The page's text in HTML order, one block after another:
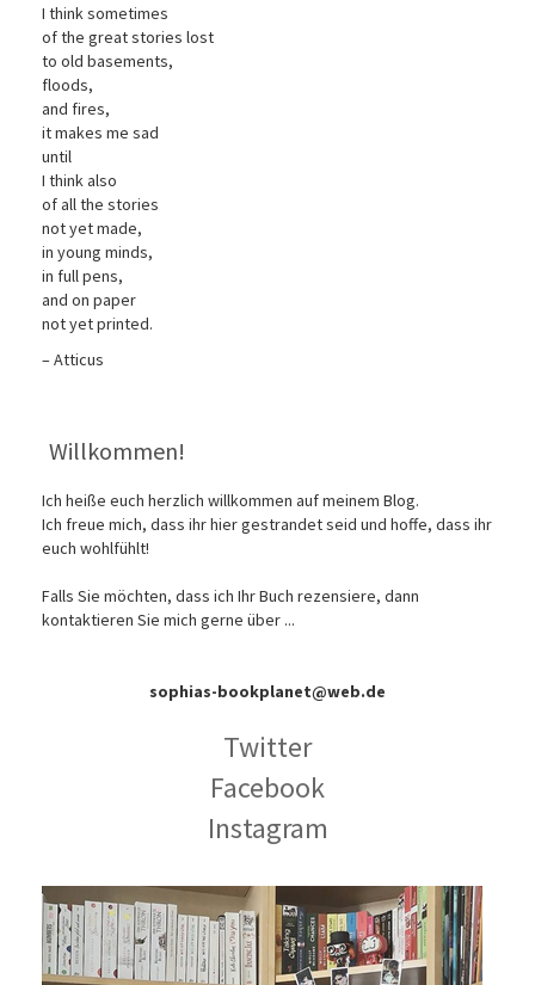
I think sometimes
of the great stories lost
to old basements,
floods,
and fires,
it makes me sad
until
I think also
of all the stories
not yet made,
in young minds,
in full pens,
and on paper
not yet printed.
– Atticus
Willkommen!
Ich heiße euch herzlich willkommen auf meinem Blog.
Ich freue mich, dass ihr hier gestrandet seid und hoffe, dass ihr
euch wohlfühlt!
Falls Sie möchten, dass ich Ihr Buch rezensiere, dann
kontaktieren Sie mich gerne über ...
sophias-bookplanet@web.de
Twitter
Facebook
Instagram